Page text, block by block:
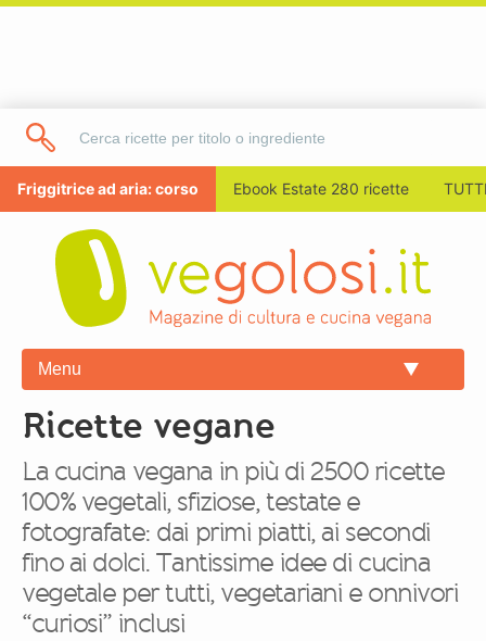
Friggitrice ad aria: corso Ebook Estate 280 ricette
Menu
Ricette vegane
La cucina vegana in più di 2500 ricette
100% vegetali, sfiziose, testate e
fotografate: dai primi piatti, ai secondi
fino ai dolci. Tantissime idee di cucina
vegetale per tutti, vegetariani e onnivori
“curiosi” inclusi